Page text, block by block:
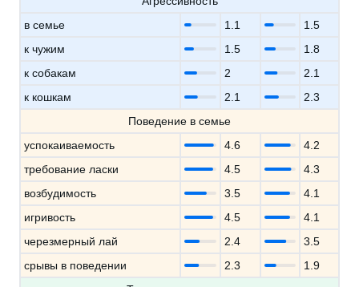
в семье
1.1
1.5
к чужим
1.5
1.8
к собакам
2
2.1
к кошкам
2.1
2.3
Поведение в семье
успокаиваемость
4.6
4.2
требование ласки
4.5
4.3
возбудимость
3.5
4.1
игривость
4.5
4.1
черезмерный лай
2.4
3.5
срывы в поведении
2.3
1.9